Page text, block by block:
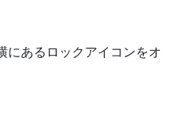
にあるロックアイコンをオ